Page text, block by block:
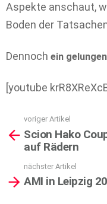
Aspekte anschaut,
Boden der
Dennoch ein
[youtube
more
voriger Artikel
Scion Hako
auf Rädern
nächster Artikel
AMI in Leipzig